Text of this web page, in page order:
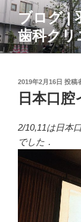
コ
ン
テ
ン
ブログ |
歯科クリ
投
稿
日:
2019年2月16日 投稿
日本口
2/10,11は日本
でした．